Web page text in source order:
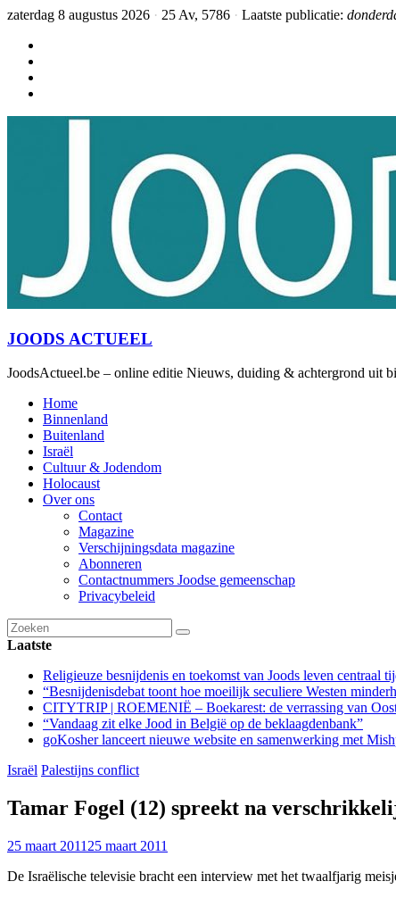
zaterdag 8 augustus 2026 · 25 Av, 5786 · Laatste publicatie:
JOODS ACTUEEL
JoodsActueel.be – online editie Nieuws, duiding & achtergrond uit
Home
Binnenland
Buitenland
Israël
Cultuur & Jodendom
Holocaust
Over ons
Contact
Magazine
Verschijningsdata magazine
Abonneren
Contactnummers Joodse gemeenschap
Privacybeleid
Laatste
Religieuze besnijdenis en toekomst van Joods leven centraal
“Besnijdenisdebat toont hoe moeilijk seculiere Westen
CITYTRIP | ROEMENIË – Boekarest: de verrassing van
“Vandaag zit elke Jood in België op de beklaagdenbank”
goKosher lanceert nieuwe website en samenwerking met
Israël Palestijns conflict
Tamar Fogel (12) spreekt na
25 maart 2011 25 maart 2011
De Israëlische televisie bracht een interview met het twaalfjarig